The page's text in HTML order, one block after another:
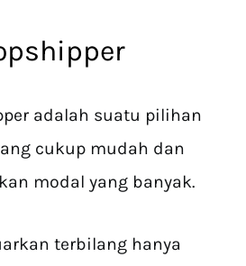
adalah suatu pilihan
cukup mudah dan
modal yang banyak.
terbilang hanya